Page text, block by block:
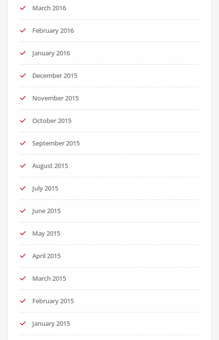
March 2016
February 2016
January 2016
December 2015
November 2015
October 2015
September 2015
August 2015
July 2015
June 2015
May 2015
April 2015
March 2015
February 2015
January 2015